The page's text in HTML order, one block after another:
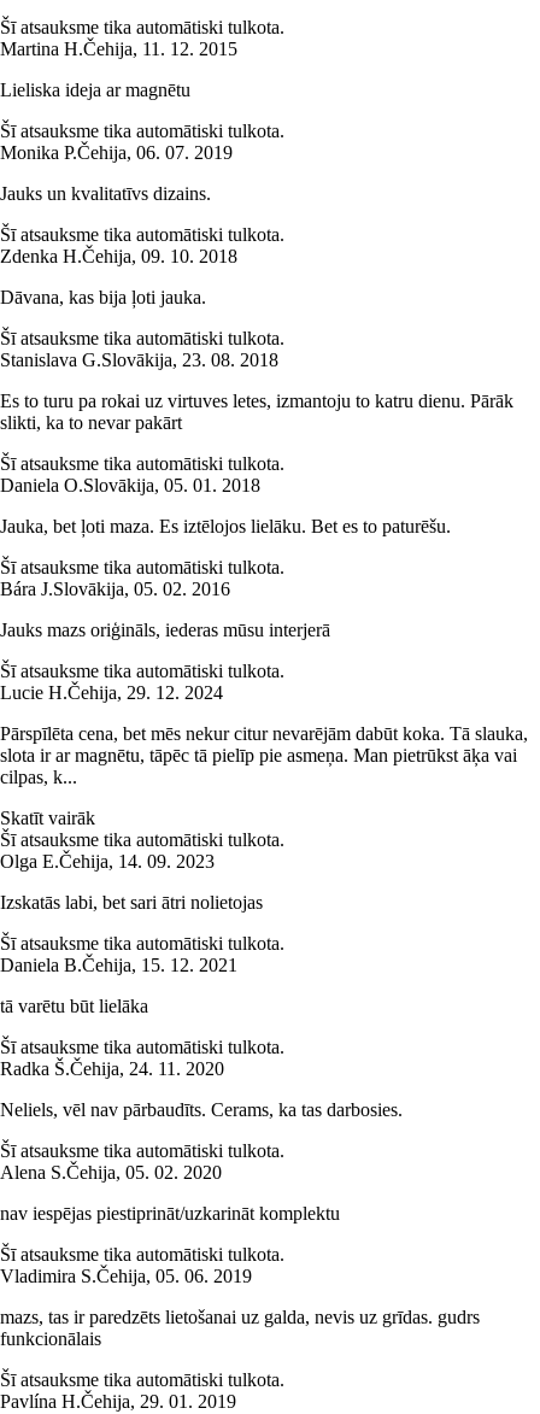
Šī atsauksme tika automātiski tulkota.
Martina H.Čehija, 11. 12. 2015
Lieliska ideja ar magnētu
Šī atsauksme tika automātiski tulkota.
Monika P.Čehija, 06. 07. 2019
Jauks un kvalitatīvs dizains.
Šī atsauksme tika automātiski tulkota.
Zdenka H.Čehija, 09. 10. 2018
Dāvana, kas bija ļoti jauka.
Šī atsauksme tika automātiski tulkota.
Stanislava G.Slovākija, 23. 08. 2018
Es to turu pa rokai uz virtuves letes, izmantoju to katru dienu. Pārāk
slikti, ka to nevar pakārt
Šī atsauksme tika automātiski tulkota.
Daniela O.Slovākija, 05. 01. 2018
Jauka, bet ļoti maza. Es iztēlojos lielāku. Bet es to paturēšu.
Šī atsauksme tika automātiski tulkota.
Bára J.Slovākija, 05. 02. 2016
Jauks mazs oriģināls, iederas mūsu interjerā
Šī atsauksme tika automātiski tulkota.
Lucie H.Čehija, 29. 12. 2024
Pārspīlēta cena, bet mēs nekur citur nevarējām dabūt koka. Tā slauka,
slota ir ar magnētu, tāpēc tā pielīp pie asmeņa. Man pietrūkst āķa vai
cilpas, k...
Skatīt vairāk
Šī atsauksme tika automātiski tulkota.
Olga E.Čehija, 14. 09. 2023
Izskatās labi, bet sari ātri nolietojas
Šī atsauksme tika automātiski tulkota.
Daniela B.Čehija, 15. 12. 2021
tā varētu būt lielāka
Šī atsauksme tika automātiski tulkota.
Radka Š.Čehija, 24. 11. 2020
Neliels, vēl nav pārbaudīts. Cerams, ka tas darbosies.
Šī atsauksme tika automātiski tulkota.
Alena S.Čehija, 05. 02. 2020
nav iespējas piestiprināt/uzkarināt komplektu
Šī atsauksme tika automātiski tulkota.
Vladimira S.Čehija, 05. 06. 2019
mazs, tas ir paredzēts lietošanai uz galda, nevis uz grīdas. gudrs
funkcionālais
Šī atsauksme tika automātiski tulkota.
Pavlína H.Čehija, 29. 01. 2019